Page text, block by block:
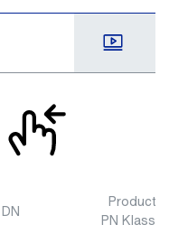
DN
Product
PN Klasse